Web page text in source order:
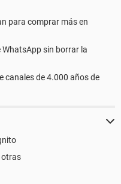
para comprar más en
sin borrar la
canales de 4.000 años de
otras